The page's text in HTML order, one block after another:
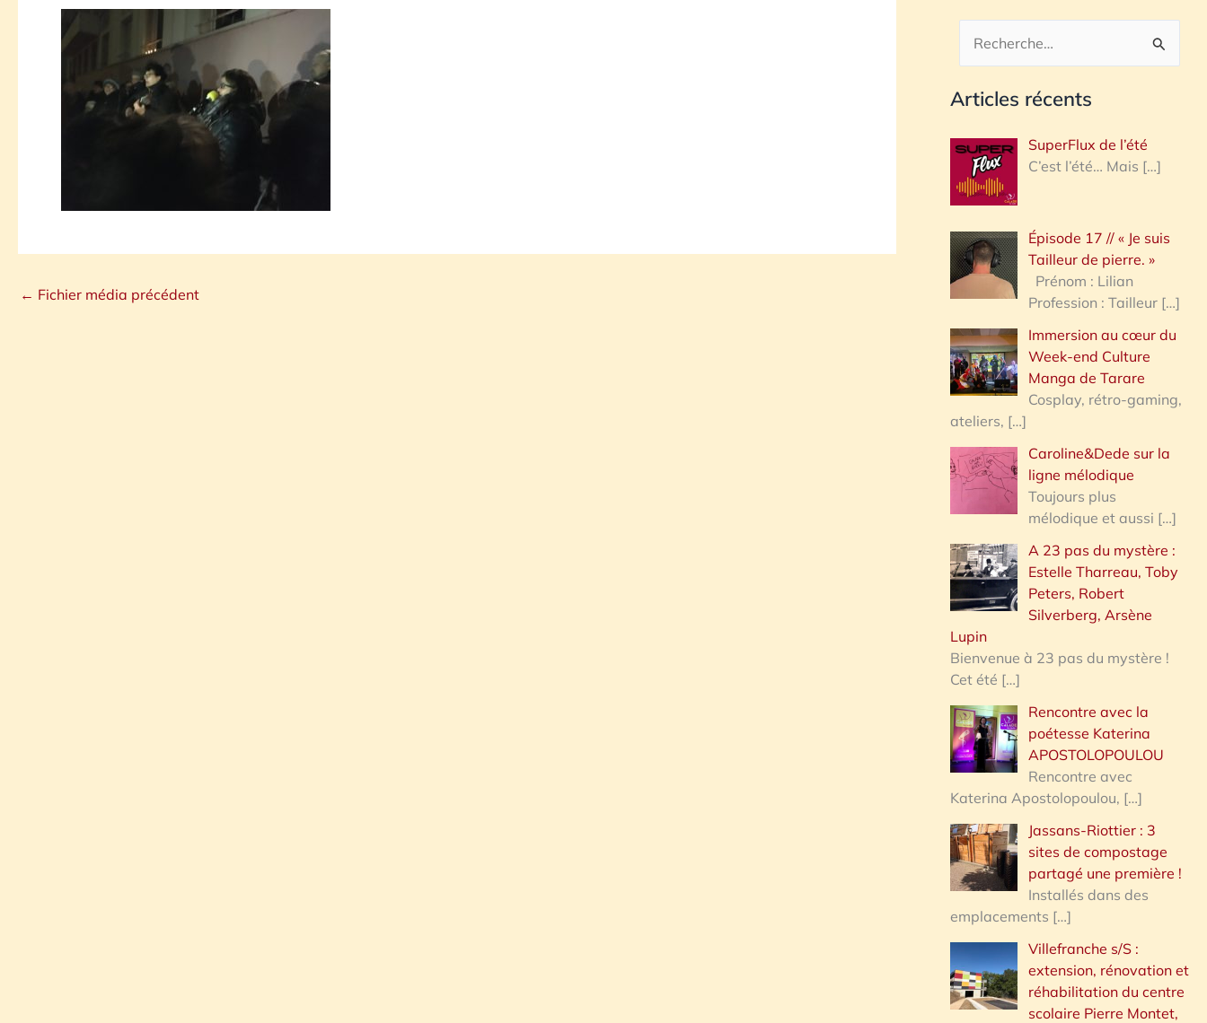
← Fichier média précédent
c
h
r
h
e
:
Articles récents
SuperFlux de l’été
C’est l’été… Mais […]
Épisode 17 // « Je suis
Tailleur de pierre. »
Prénom : Lilian
Profession : Tailleur […]
Immersion au cœur du
Week-end Culture
Manga de Tarare
Cosplay, rétro-gaming,
ateliers, […]
Caroline&Dede sur la
ligne mélodique
Toujours plus
mélodique et aussi […]
A 23 pas du mystère :
Estelle Tharreau, Toby
Peters, Robert
Silverberg, Arsène
Lupin
Bienvenue à 23 pas du mystère !
Cet été […]
Rencontre avec la
poétesse Katerina
APOSTOLOPOULOU
Rencontre avec
Katerina Apostolopoulou, […]
Jassans-Riottier : 3
sites de compostage
partagé une première !
Installés dans des
emplacements […]
Villefranche s/S :
extension, rénovation et
réhabilitation du centre
scolaire Pierre Montet,